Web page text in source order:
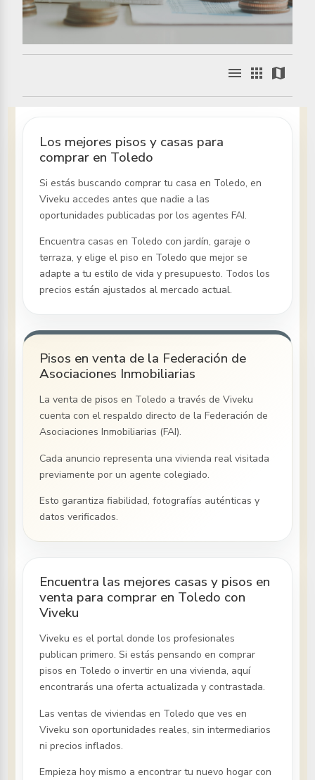
menu apps map
Los mejores pisos y casas para
comprar en Toledo
Si estás buscando comprar tu casaen Toledo, en
Viveku accedes antes que nadie a las
oportunidades publicadas por los agentes FAI.
Encuentra casasen Toledo con jardín, garaje o
terraza, y elige el pisoen Toledo que mejor se
adapte a tu estilo de vida y presupuesto. Todos los
precios están ajustados al mercado actual.
Pisos en venta de la Federación de
Asociaciones Inmobiliarias
La venta de pisosen Toledo a través de Viveku
cuenta con el respaldo directo de la Federación de
Asociaciones Inmobiliarias (FAI).
Cada anuncio representa una vivienda real visitada
previamente por un agente colegiado.
Esto garantiza fiabilidad, fotografías auténticas y
datos verificados.
Encuentra las mejores casas y pisos en
venta para comprar en Toledo con
Viveku
Viveku es el portal donde los profesionales
publican primero. Si estás pensando en comprar
pisosen Toledo o invertir en una vivienda, aquí
encontrarás una oferta actualizada y contrastada.
Las ventas de viviendasen Toledo que ves en
Viveku son oportunidades reales, sin intermediarios
ni precios inflados.
Empieza hoy mismo a encontrar tu nuevo hogar con